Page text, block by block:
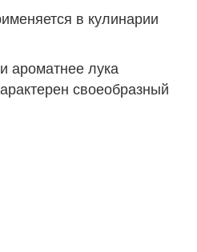
в кулинарии
ароматнее лука
своеобразный